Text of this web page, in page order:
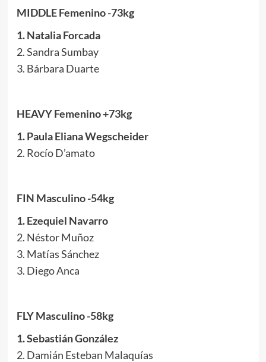
MIDDLE Femenino -73kg
1. Natalia Forcada
2. Sandra Sumbay
3. Bárbara Duarte
HEAVY Femenino +73kg
1. Paula Eliana Wegscheider
2. Rocío D’amato
FIN Masculino -54kg
1. Ezequiel Navarro
2. Néstor Muñoz
3. Matías Sánchez
3. Diego Anca
FLY Masculino -58kg
1. Sebastián González
2. Damián Esteban Malaquías